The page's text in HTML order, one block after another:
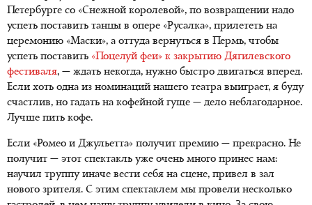
Петербурге со «Снежной королевой», по возвращении надо
успеть поставить танцы в опере «Русалка», прилететь на
церемонию «Маски», а оттуда вернуться в Пермь, чтобы
успеть поставить «Поцелуй феи» к закрытию Дягилевского
фестиваля, — ждать некогда, нужно быстро двигаться вперед.
Если хоть одна из номинаций нашего театра выиграет, я буду
счастлив, но гадать на кофейной гуще — дело неблагодарное.
Лучше пить кофе.
Если «Ромео и Джульетта» получит премию — прекрасно. Не
получит — этот спектакль уже очень много принес нам:
научил труппу иначе вести себя на сцене, привел в зал
нового зрителя. С этим спектаклем мы провели несколько